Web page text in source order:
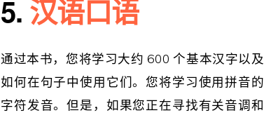
5. 汉语口语
通过本书，您将学习大约 600 个基本汉字以及
如何在句子中使用它们。您将学习使用拼音的
字符发音。但是，如果您正在寻找有关音调和